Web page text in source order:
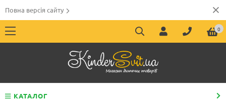
Повна версія сайту
0
КАТАЛОГ